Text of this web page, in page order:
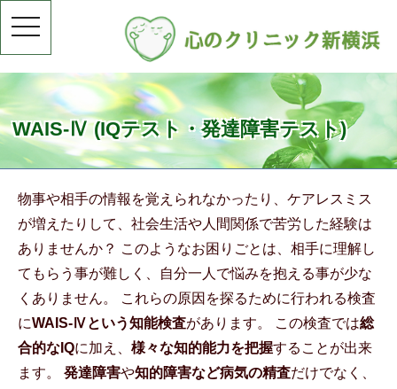
toggle
navigation
WAIS-Ⅳ (IQテスト・発達障害テスト)
物事や相手の情報を覚えられなかったり、ケアレスミス
が増えたりして、社会生活や人間関係で苦労した経験は
ありませんか？ このようなお困りごとは、相手に理解し
てもらう事が難しく、自分一人で悩みを抱える事が少な
くありません。 これらの原因を探るために行われる検査
にWAIS-Ⅳという知能検査があります。 この検査では総
合的なIQに加え、様々な知的能力を把握することが出来
ます。発達障害や知的障害など病気の精査だけでなく、